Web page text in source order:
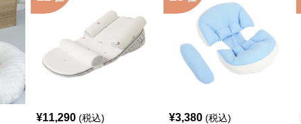
¥11,290 (税込) ¥3,380 (税込)